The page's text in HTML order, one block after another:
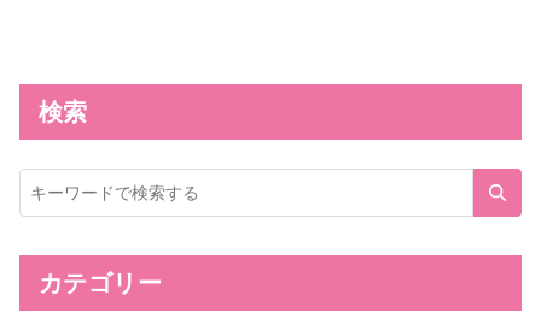
検索
サ
イ
ト
検
カテゴリー